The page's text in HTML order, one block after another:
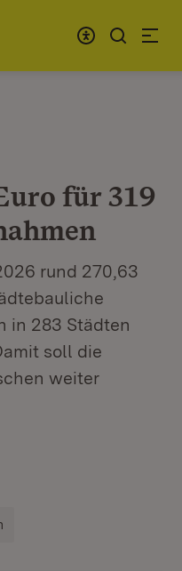
für 319
rund 270,63
in 283 Städten
soll die
weiter